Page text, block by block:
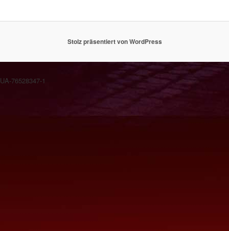
Stolz präsentiert von WordPress
UA-76528347-1